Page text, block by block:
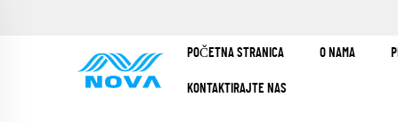
POČETNA STRANICA O NAMA
KONTAKTIRAJTE NAS